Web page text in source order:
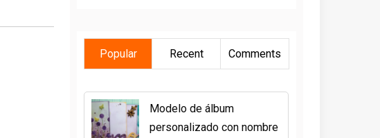
Popular Recent Comments
Modelo de álbum
personalizado con nombre